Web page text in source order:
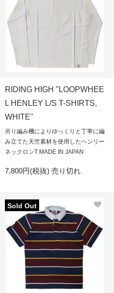
RIDING HIGH "LOOPWHEE
L HENLEY L/S T-SHIRTS,
WHITE"
吊り編み機によりゆっくりと丁寧に編
み立てた天竺素材を使用したヘンリー
ネックロンT MADE IN JAPAN
7,800円(税抜) 売り切れ
Sold Out